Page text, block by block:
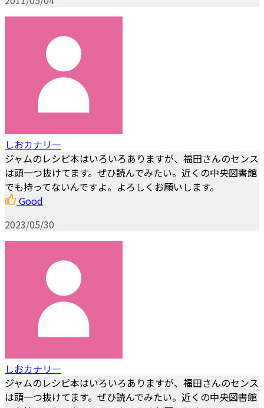
しおカナリ―
ジャムのレシピ本はいろいろありますが、福田さんのセンス
は頭一つ抜けてます。ぜひ読んでみたい。近くの中央図書館
でも持ってないんですよ。よろしくお願いします。
Good
2023/05/30
しおカナリ―
ジャムのレシピ本はいろいろありますが、福田さんのセンス
は頭一つ抜けてます。ぜひ読んでみたい。近くの中央図書館